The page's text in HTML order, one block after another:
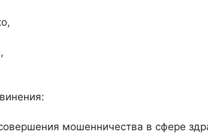
мошенничества в сфере